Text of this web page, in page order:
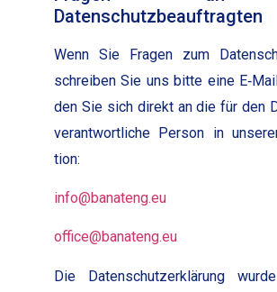
Datenschutzbeauftragten
Wenn Sie Fra­gen zum
schreiben Sie uns bitte eine
den Sie sich direkt an die für den
ver­ant­wortliche Per­son in
tion:
info@banateng.eu
office@banateng.eu
Die Daten­schutzerk­lärung